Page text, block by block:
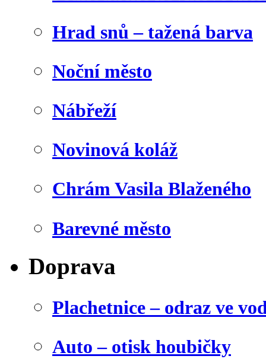
Hrad snů – tažená barva
Noční město
Nábřeží
Novinová koláž
Chrám Vasila Blaženého
Barevné město
Doprava
Plachetnice – odraz ve
Auto – otisk houbičky